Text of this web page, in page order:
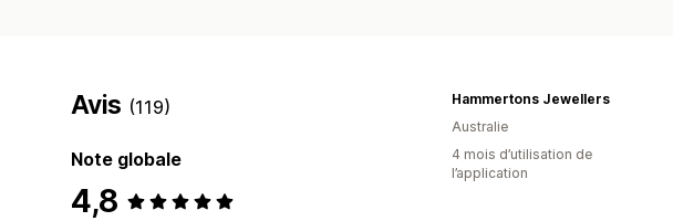
Avis (119)
Note globale
4,8
Hammertons Jewellers
Australie
4 mois d’utilisation de
l’application